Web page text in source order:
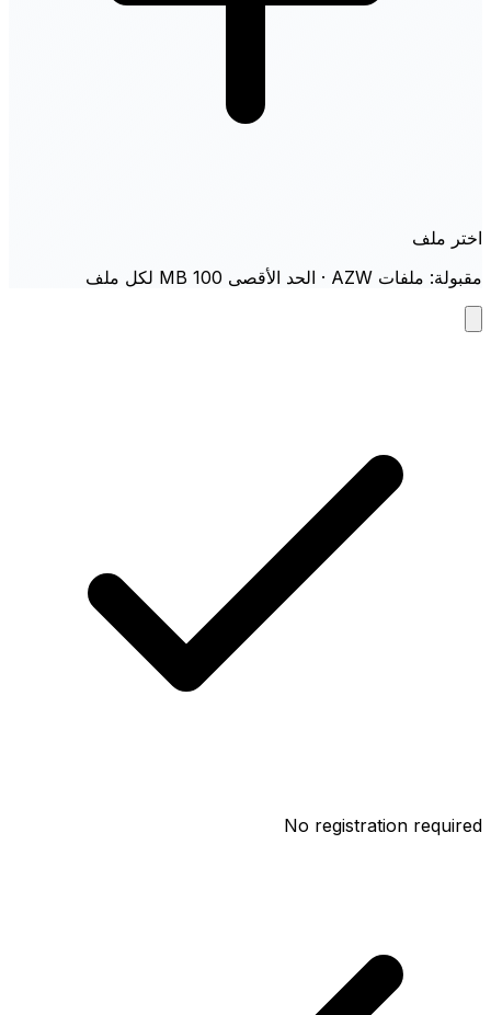
اختر ملف
مقبولة: ملفات AZW · الحد الأقصى 100 MB لكل ملف
No registration required